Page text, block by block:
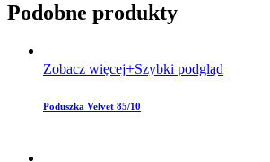
Podobne produkty
Zobacz więcej Szybki podgląd
Poduszka Velvet 85/10